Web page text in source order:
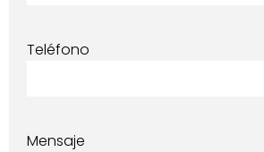
Teléfono
Mensaje